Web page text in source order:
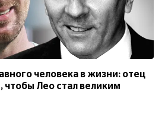
человека в жизни: отец
чтобы Лео стал великим